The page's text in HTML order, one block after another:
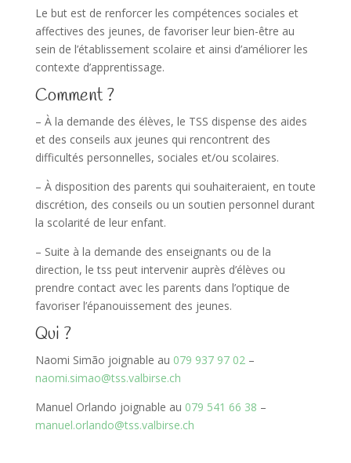
Le but est de renforcer les compétences sociales et
affectives des jeunes, de favoriser leur bien-être au
sein de l’établissement scolaire et ainsi d’améliorer les
contexte d’apprentissage.
Comment ?
– À la demande des élèves, le TSS dispense des aides
et des conseils aux jeunes qui rencontrent des
difficultés personnelles, sociales et/ou scolaires.
– À disposition des parents qui souhaiteraient, en toute
discrétion, des conseils ou un soutien personnel durant
la scolarité de leur enfant.
– Suite à la demande des enseignants ou de la
direction, le tss peut intervenir auprès d’élèves ou
prendre contact avec les parents dans l’optique de
favoriser l’épanouissement des jeunes.
Qui ?
Naomi Simão joignable au 079 937 97 02–
naomi.simao@tss.valbirse.ch
Manuel Orlando joignable au 079 541 66 38 –
manuel.orlando@tss.valbirse.ch